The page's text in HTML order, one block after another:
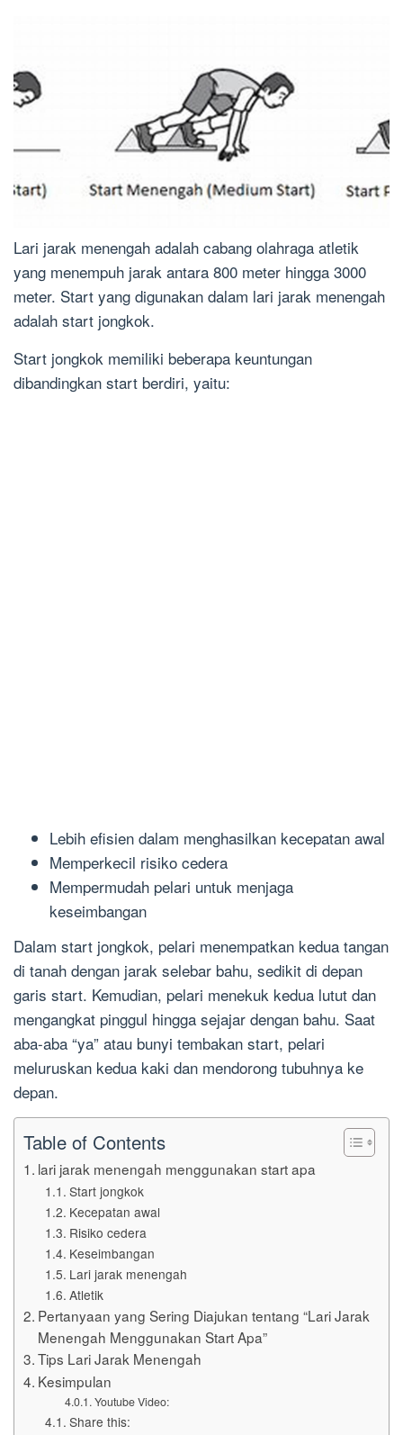
Lari jarak menengah adalah cabang olahraga atletik
yang menempuh jarak antara 800 meter hingga 3000
meter. Start yang digunakan dalam lari jarak menengah
adalah start jongkok.
Start jongkok memiliki beberapa keuntungan
dibandingkan start berdiri, yaitu:
Lebih efisien dalam menghasilkan kecepatan awal
Memperkecil risiko cedera
Mempermudah pelari untuk menjaga
keseimbangan
Dalam start jongkok, pelari menempatkan kedua tangan
di tanah dengan jarak selebar bahu, sedikit di depan
garis start. Kemudian, pelari menekuk kedua lutut dan
mengangkat pinggul hingga sejajar dengan bahu. Saat
aba-aba “ya” atau bunyi tembakan start, pelari
meluruskan kedua kaki dan mendorong tubuhnya ke
depan.
Table of Contents
lari jarak menengah menggunakan start apa
Start jongkok
Kecepatan awal
Risiko cedera
Keseimbangan
Lari jarak menengah
Atletik
Pertanyaan yang Sering Diajukan tentang “Lari Jarak
Menengah Menggunakan Start Apa”
Tips Lari Jarak Menengah
Kesimpulan
Youtube Video:
Share this: